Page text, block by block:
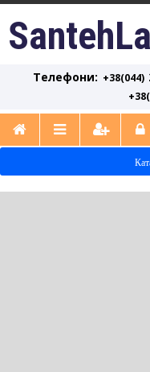
Телефони: +38(044)